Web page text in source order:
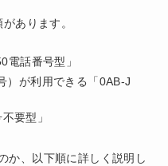
あります。
電話番号型」
）が利用できる「0AB-J
要型」
か、以下順に詳しく説明し